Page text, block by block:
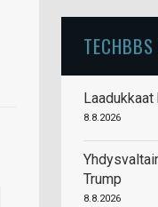
8.8.2026
Trump
8.8.2026